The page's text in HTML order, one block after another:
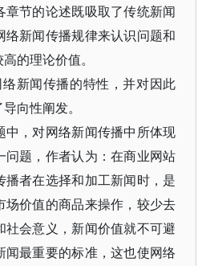
节的论述既吸取了传统新闻
新闻传播规律来认识问题和
的理论价值。
新闻传播的特性，并对因此
向性阐发。
中，对网络新闻传播中所体现
问题，作者认为：在商业网站
播者在选择和加工新闻时，是
场价值的商品来操作，较少去
社会意义，新闻价值就不可避
闻最重要的标准，这也使网络